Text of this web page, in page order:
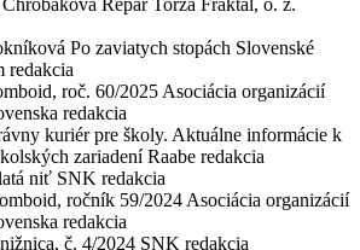
Repar Torzá Fraktál, o. z.
Po zaviatych stopách Slovenské
redakcia
roč. 60/2025 Asociácia organizácií
redakcia
kuriér pre školy. Aktuálne informácie k
zariadení Raabe redakcia
niť SNK redakcia
ročník 59/2024 Asociácia organizácií
redakcia
č. 4/2024 SNK redakcia